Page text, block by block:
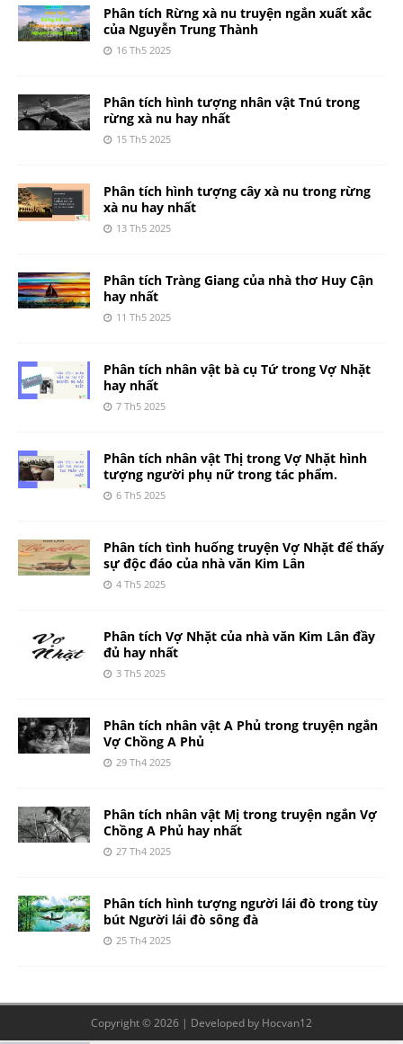
Phân tích Rừng xà nu truyện ngắn xuất xắc
của Nguyễn Trung Thành
16 Th5 2025
Phân tích hình tượng nhân vật Tnú trong
rừng xà nu hay nhất
15 Th5 2025
Phân tích hình tượng cây xà nu trong rừng
xà nu hay nhất
13 Th5 2025
Phân tích Tràng Giang của nhà thơ Huy Cận
hay nhất
11 Th5 2025
Phân tích nhân vật bà cụ Tứ trong Vợ Nhặt
hay nhất
7 Th5 2025
Phân tích nhân vật Thị trong Vợ Nhặt hình
tượng người phụ nữ trong tác phẩm.
6 Th5 2025
Phân tích tình huống truyện Vợ Nhặt để thấy
sự độc đáo của nhà văn Kim Lân
4 Th5 2025
Phân tích Vợ Nhặt của nhà văn Kim Lân đầy
đủ hay nhất
3 Th5 2025
Phân tích nhân vật A Phủ trong truyện ngắn
Vợ Chồng A Phủ
29 Th4 2025
Phân tích nhân vật Mị trong truyện ngắn Vợ
Chồng A Phủ hay nhất
27 Th4 2025
Phân tích hình tượng người lái đò trong tùy
bút Người lái đò sông đà
25 Th4 2025
Copyright © 2026 | Developed by Hocvan12